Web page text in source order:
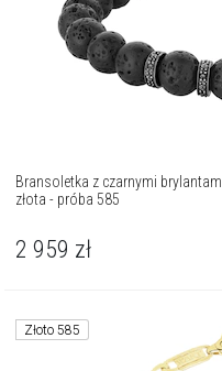
Bransoletka z czarnymi
złota - próba 585
2 959 zł
Złoto 585